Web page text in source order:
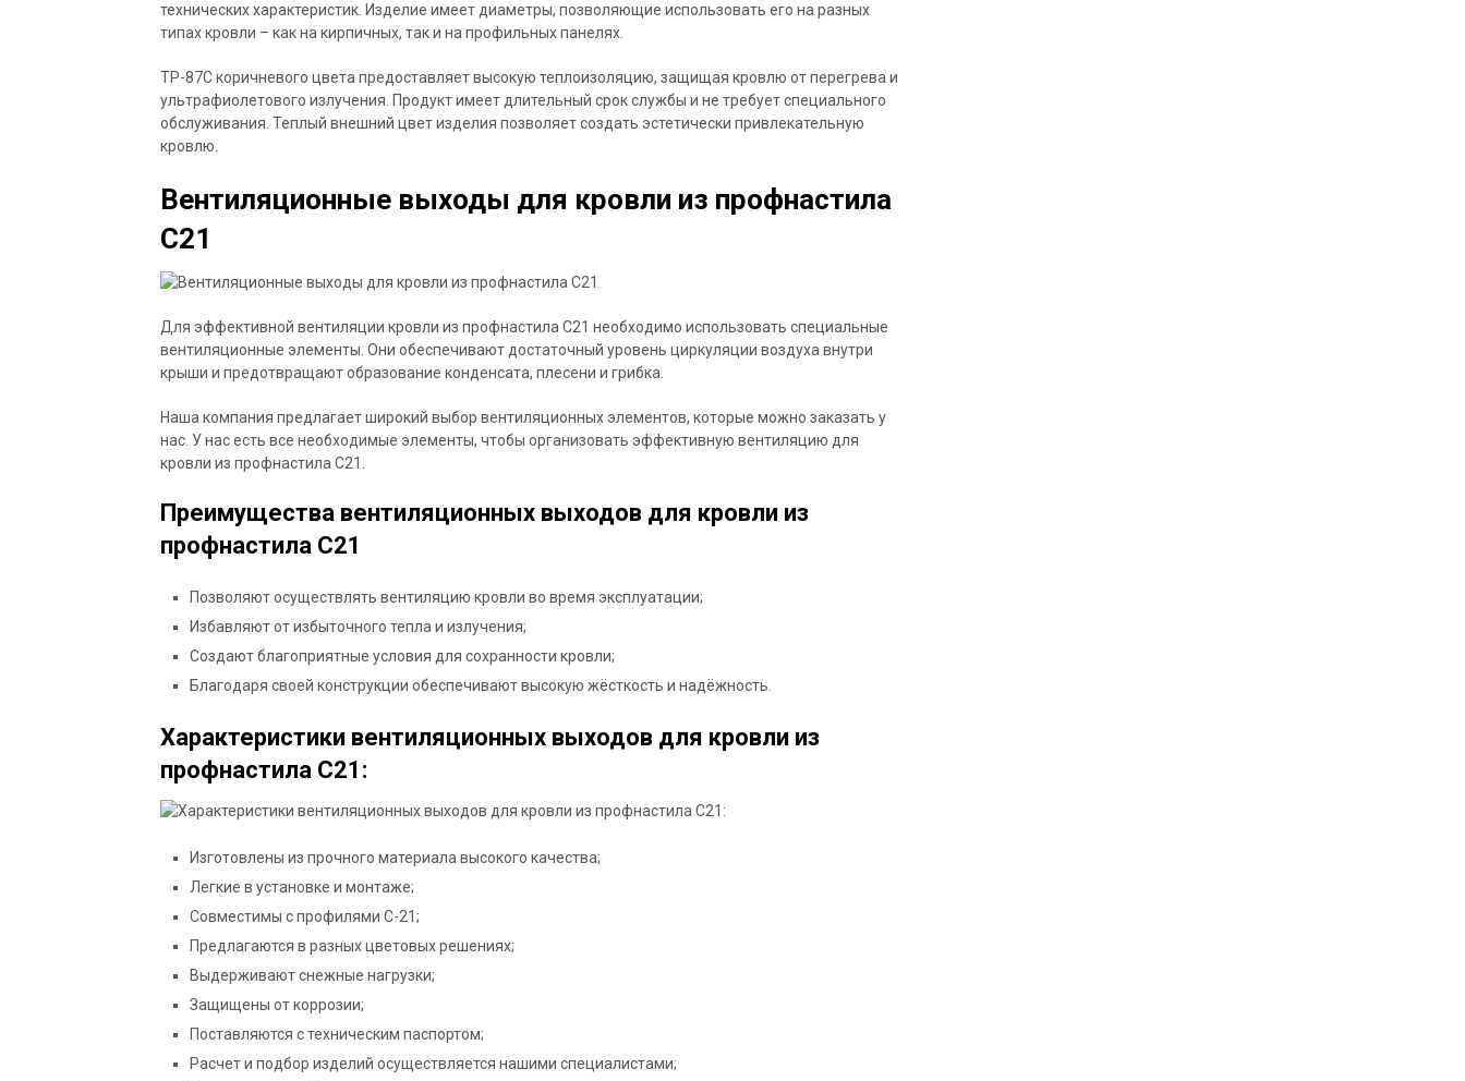
технических характеристик. Изделие имеет диаметры, позволяющие использовать его на разных
типах кровли – как на кирпичных, так и на профильных панелях.
TP-87C коричневого цвета предоставляет высокую теплоизоляцию, защищая кровлю от перегрева и
ультрафиолетового излучения. Продукт имеет длительный срок службы и не требует специального
обслуживания. Теплый внешний цвет изделия позволяет создать эстетически привлекательную
кровлю.
Вентиляционные выходы для кровли из профнастила
C21
Для эффективной вентиляции кровли из профнастила C21 необходимо использовать специальные
вентиляционные элементы. Они обеспечивают достаточный уровень циркуляции воздуха внутри
крыши и предотвращают образование конденсата, плесени и грибка.
Наша компания предлагает широкий выбор вентиляционных элементов, которые можно заказать у
нас. У нас есть все необходимые элементы, чтобы организовать эффективную вентиляцию для
кровли из профнастила C21.
Преимущества вентиляционных выходов для кровли из
профнастила C21
Позволяют осуществлять вентиляцию кровли во время эксплуатации;
Избавляют от избыточного тепла и излучения;
Создают благоприятные условия для сохранности кровли;
Благодаря своей конструкции обеспечивают высокую жёсткость и надёжность.
Характеристики вентиляционных выходов для кровли из
профнастила C21:
Изготовлены из прочного материала высокого качества;
Легкие в установке и монтаже;
Совместимы с профилями С-21;
Предлагаются в разных цветовых решениях;
Выдерживают снежные нагрузки;
Защищены от коррозии;
Поставляются с техническим паспортом;
Расчет и подбор изделий осуществляется нашими специалистами;